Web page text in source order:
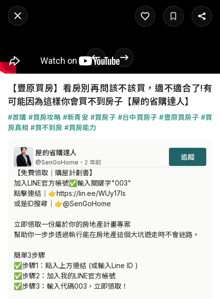
【豐原買房】看房別再問該不該買，適不適合了!有
可能因為這樣你會買不到房子【屋的省購達人】
#首購 #買房攻略 #新青安 #買房子 #台中買房子 #豐原買房子 #買
房真相 #買不到房 #買房能力
屋的省購達人
@SenGoHome ・2 年前
追蹤
【免費領取│購屋計劃書】
加入LINE官方帳號✅輸入關鍵字"003"
點擊連結│👉https://lin.ee/WUy17ls
或是ID搜尋│👉@SenGoHome
立即領取一份屬於你的房地產計畫專案
幫助你一步步透過執行能在房地產這個大坑遊走時不會迷路。
簡單3步驟
✅步驟1：點入上方連結 (或輸入Line ID )
✅步驟2：加入我的LINE官方帳號
✅步驟3：輸入代碼003，立即領取！